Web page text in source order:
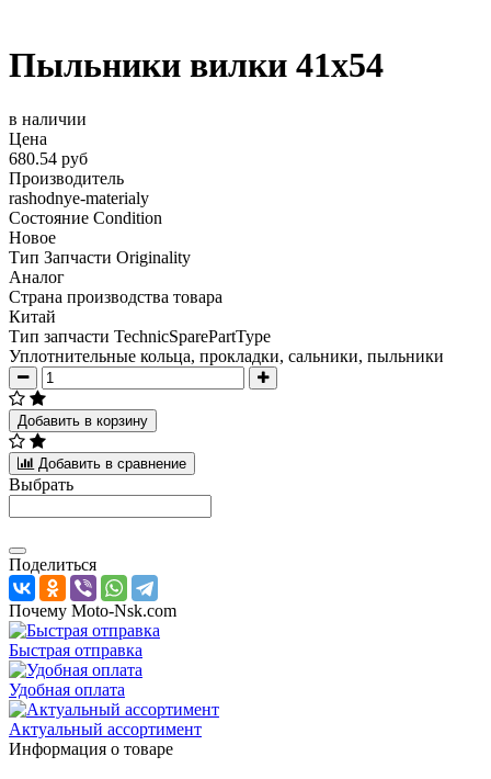
Пыльники вилки 41x54
в наличии
Цена
680.54 руб
Производитель
rashodnye-materialy
Состояние Condition
Новое
Тип Запчасти Originality
Аналог
Страна производства товара
Китай
Тип запчасти TechnicSparePartType
Уплотнительные кольца, прокладки, сальники, пыльники
Добавить в корзину
Добавить в сравнение
Выбрать
Поделиться
Почему Moto-Nsk.com
Быстрая отправка
Удобная оплата
Актуальный ассортимент
Информация о товаре